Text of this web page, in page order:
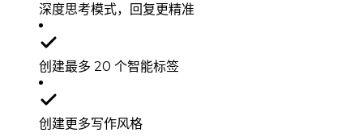
深度思考模式，回复更精准
创建最多 20 个智能标签
创建更多写作风格